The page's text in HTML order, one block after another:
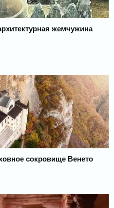
жемчужина
сокровище Венето